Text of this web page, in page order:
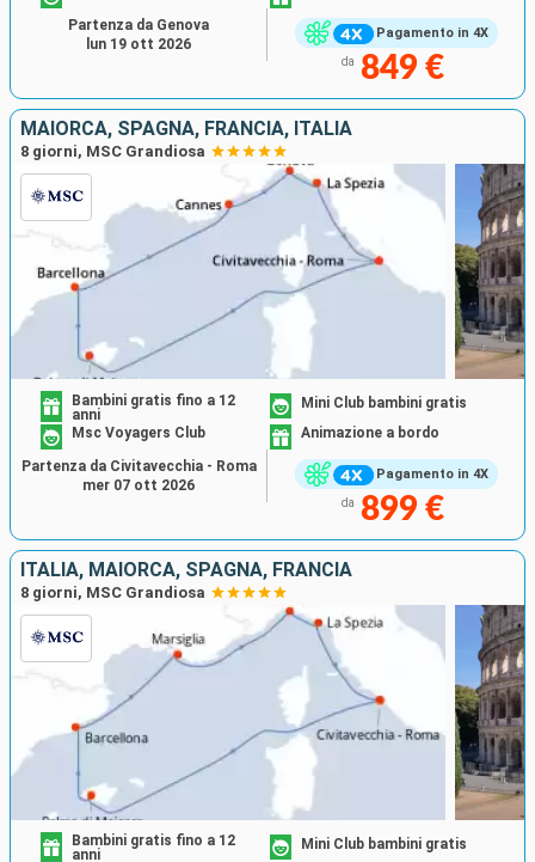
con doccia o vasca, spogliatoio, TV interattiva,
telefono, connessione wi-fi (con supplemento),
minibar, cassaforte e aria condizionata. A bordo della
nave è presente anche una galleria d'arte classica e
contemporanea, con opere provenienti da musei e
istituzioni culturali di tutto il mondo.
Pagamento in 4X
da 849 €
Partenza da Genova
lun 19 ott 2026
MAIORCA, SPAGNA, FRANCIA, ITALIA
8 giorni, MSC Grandiosa
Pagamento in 4X
Bambini gratis fino a 12
anni
Mini Club bambini gratis
Msc Voyagers Club
Animazione a bordo
da 899 €
Partenza da Civitavecchia - Roma
mer 07 ott 2026
ITALIA, MAIORCA, SPAGNA, FRANCIA
8 giorni, MSC Grandiosa
Bambini gratis fino a 12
anni
Mini Club bambini gratis